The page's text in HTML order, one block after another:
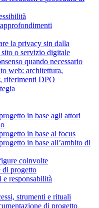
la privacy sin dalla
o servizio digitale
quando necessario
web: architettura,
riferimenti DPO
in base agli attori
in base al focus
in base all’ambito di
coinvolte
di progetto
responsabilità
strumenti e rituali
di progetto